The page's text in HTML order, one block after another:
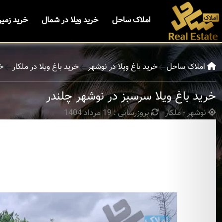
املاک ساحل خرید ویلا در شمال خرید
املاک ساحل خرید باغ ویلا در نوشهر خرید باغ ویلا در ملکار
خرید باغ ویلا سرسبز در نوشهر چلندر
نوشهر - ملکار بروزرسانی : 19 مرداد 1404